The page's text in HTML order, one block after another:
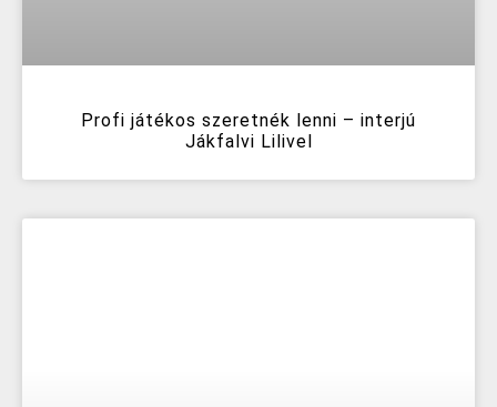
Profi játékos szeretnék lenni – interjú
Jákfalvi Lilivel